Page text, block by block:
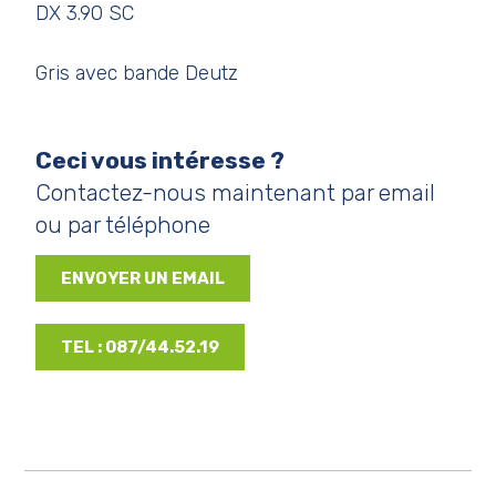
DX 3.90 SC
Gris avec bande Deutz
Ceci vous intéresse ?
Contactez-nous maintenant par email
ou par téléphone
ENVOYER UN EMAIL
TEL : 087/44.52.19